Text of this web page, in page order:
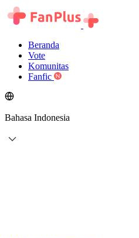
Beranda
Vote
Komunitas
Fanfic
Bahasa Indonesia